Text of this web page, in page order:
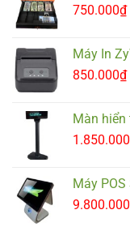
750.000₫
Máy In
850.000₫
Màn hiển
1.850.000
Máy
9.800.000